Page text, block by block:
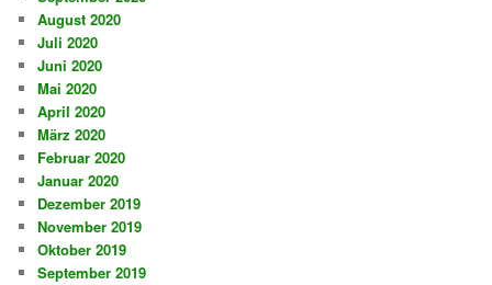
August 2020
Juli 2020
Juni 2020
Mai 2020
April 2020
März 2020
Februar 2020
Januar 2020
Dezember 2019
November 2019
Oktober 2019
September 2019